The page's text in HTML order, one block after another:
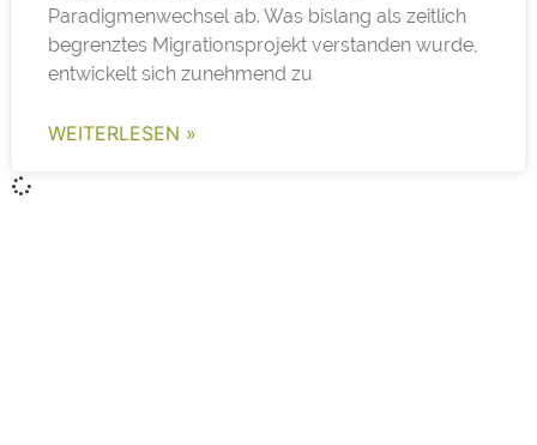
Paradigmenwechsel ab. Was bislang als zeitlich
begrenztes Migrationsprojekt verstanden wurde,
entwickelt sich zunehmend zu
WEITERLESEN »